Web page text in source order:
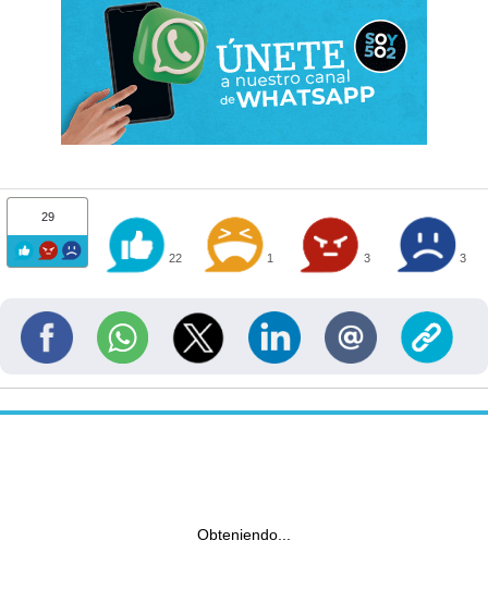
29
22 1 3 3
Obteniendo...